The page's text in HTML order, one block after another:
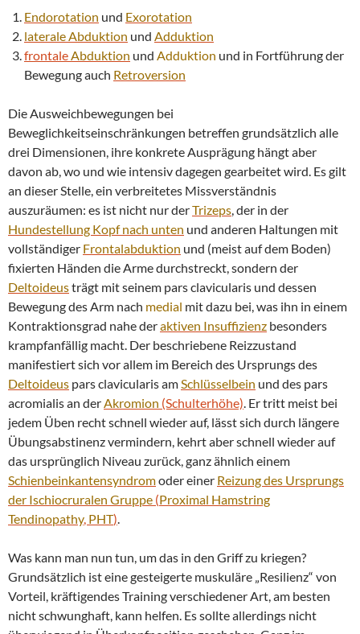
Endorotation und Exorotation
lateraleAbduktion und Adduktion
frontaleAbduktion und Adduktion und in Fortführung der
Bewegung auch Retroversion
Die Ausweichbewegungen bei
Beweglichkeitseinschränkungen betreffen grundsätzlich alle
drei Dimensionen, ihre konkrete Ausprägung hängt aber
davon ab, wo und wie intensiv dagegen gearbeitet wird. Es gilt
an dieser Stelle, ein verbreitetes Missverständnis
auszuräumen: es ist nicht nur derTrizeps, der in der
Hundestellung Kopf nach unten und anderen Haltungen mit
vollständiger Frontalabduktion und (meist auf dem Boden)
fixierten Händen die Arme durchstreckt, sondern der
Deltoideusträgt mit seinem pars clavicularis und dessen
Bewegung des Arm nach medial mit dazu bei, was ihn in einem
Kontraktionsgrad nahe deraktiven Insuffizienz besonders
krampfanfällig macht. Der beschriebene Reizzustand
manifestiert sich vor allem im Bereich des Ursprungs des
Deltoideus pars clavicularis amSchlüsselbein und des pars
acromialis an derAkromion (Schulterhöhe). Er tritt meist bei
jedem Üben recht schnell wieder auf, lässt sich durch längere
Übungsabstinenz vermindern, kehrt aber schnell wieder auf
das ursprünglich Niveau zurück, ganz ähnlich einem
Schienbeinkantensyndromoder einer Reizung des Ursprungs
der Ischiocruralen Gruppe (Proximal Hamstring
Tendinopathy, PHT).
Was kann man nun tun, um das in den Griff zu kriegen?
Grundsätzlich ist eine gesteigerte muskuläre „Resilienz“ von
Vorteil, kräftigendes Training verschiedener Art, am besten
nicht schwunghaft, kann helfen. Es sollte allerdings nicht